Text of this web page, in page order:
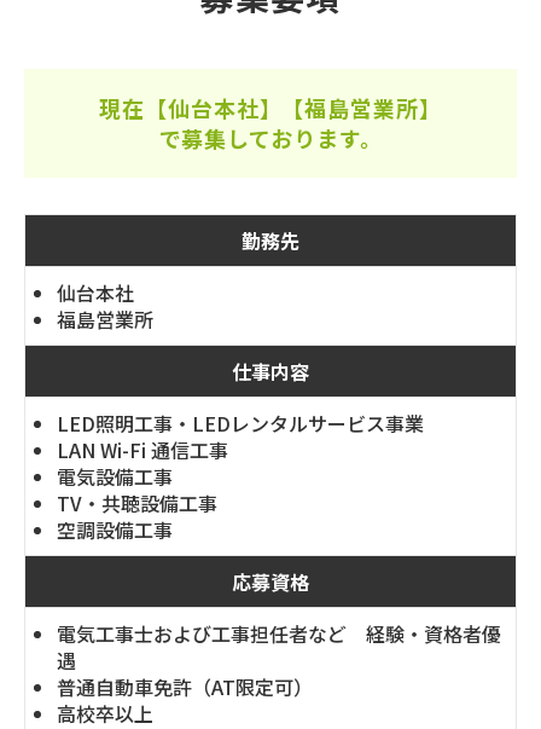
現在【仙台本社】【福島営業所】
で募集しております。
勤務先
仙台本社
福島営業所
仕事内容
LED照明工事・LEDレンタルサービス事業
LAN Wi-Fi 通信工事
電気設備工事
TV・共聴設備工事
空調設備工事
応募資格
電気工事士および工事担任者など 経験・資格者優
遇
普通自動車免許（AT限定可）
高校卒以上